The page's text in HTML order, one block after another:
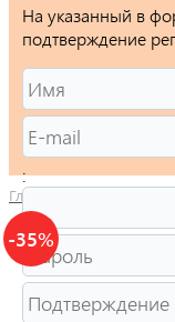
Главная
-35%
На указанный в
подтверждение
: